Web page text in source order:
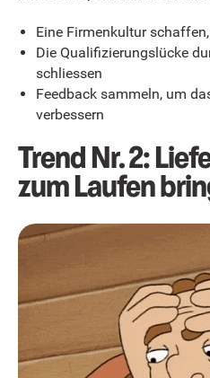
Eine Firmenkultur
Die Qualifizierungslücke
schliessen
Feedback sammeln, um
verbessern
Trend Nr. 2:
zum Laufen